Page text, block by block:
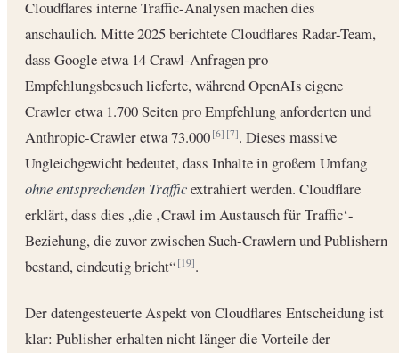
Cloudflares interne Traffic-Analysen machen dies
anschaulich. Mitte 2025 berichtete Cloudflares Radar-Team,
dass Google etwa 14 Crawl-Anfragen pro
Empfehlungsbesuch lieferte, während OpenAIs eigene
Crawler etwa 1.700 Seiten pro Empfehlung anforderten und
Anthropic-Crawler etwa 73.000[6] [7]. Dieses massive
Ungleichgewicht bedeutet, dass Inhalte in großem Umfang
ohne entsprechenden Trafficextrahiert werden. Cloudflare
erklärt, dass dies „die ‚Crawl im Austausch für Traffic‘-
Beziehung, die zuvor zwischen Such-Crawlern und Publishern
bestand, eindeutig bricht“[19].
Der datengesteuerte Aspekt von Cloudflares Entscheidung ist
klar: Publisher erhalten nicht länger die Vorteile der